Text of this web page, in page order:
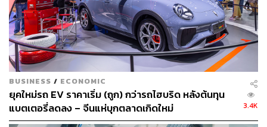
TAGS: สถานีชาร์จรถไฟฟ้า
บริษัท พลังงานบริสุทธิ์ จำกัด (มหาชน)
รถยนต์ไฟฟ้า - Electric Vehicle
ADB
BUSINESS / ECONOMIC
ยุคใหม่รถ EV ราคาเริ่ม (ถูก) กว่ารถไฮบริด หลังต้นทุน
แบตเตอรี่ลดลง – จีนแห่บุกตลาดเกิดใหม่
3.4K